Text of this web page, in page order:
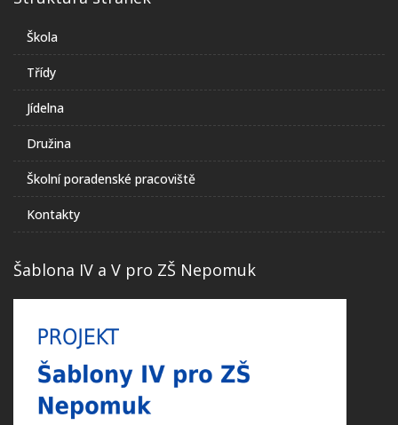
Škola
Třídy
Jídelna
Družina
Školní poradenské pracoviště
Kontakty
Šablona IV a V pro ZŠ Nepomuk